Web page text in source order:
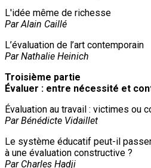
L'idée même de richesse
Par Alain Caillé
L’évaluation de l’art contemporain
Par Nathalie Heinich
Troisième partie
Évaluer : entre nécessité et
Évaluation au travail : victimes ou
Par Bénédicte Vidaillet
Le système éducatif peut-il
à une évaluation constructive ?
Par Charles Hadji